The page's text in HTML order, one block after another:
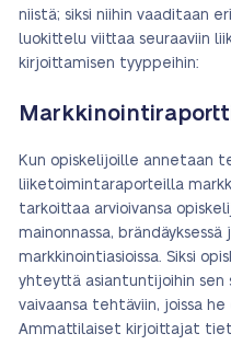
niistä; siksi niihin vaaditaan
luokittelu viittaa seuraaviin
kirjoittamisen tyyppeihin:
Kun opiskelijoille annetaan
liiketoimintaraporteilla
tarkoittaa arvioivansa
mainonnassa, brändäyksessä
markkinointiasioissa. Siksi
yhteyttä asiantuntijoihin sen
vaivaansa tehtäviin, joissa
Ammattilaiset kirjoittajat